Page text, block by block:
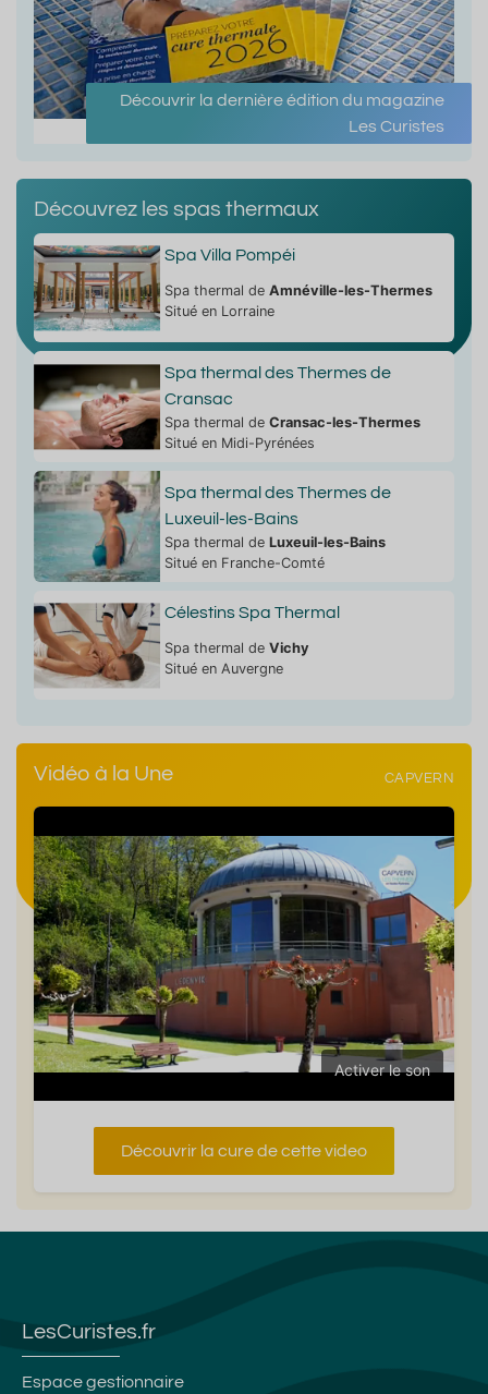
Découvrir la dernière édition du magazine
Les Curistes
Découvrez les spas thermaux
Spa Villa Pompéi
Spa thermal de Amnéville-les-Thermes
Situé en Lorraine
Spa thermal des Thermes de
Cransac
Spa thermal de Cransac-les-Thermes
Situé en Midi-Pyrénées
Spa thermal des Thermes de
Luxeuil-les-Bains
Spa thermal de Luxeuil-les-Bains
Situé en Franche-Comté
Célestins Spa Thermal
Spa thermal de Vichy
Situé en Auvergne
Vidéo à la Une CAPVERN
Activer le son
Découvrir la cure de cette video
LesCuristes.fr
Espace gestionnaire